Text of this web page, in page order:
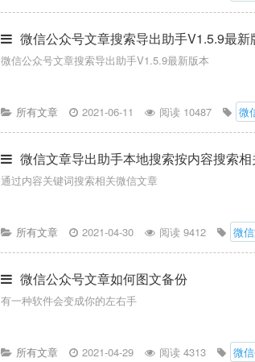
微信公众号文章搜索导出助手V1.5.9最新
微信公众号文章搜索导出助手V1.5.9最新版本
所有文章 2021-06-11 阅读 10487 微
微信文章导出助手本地搜索按内容搜索
通过内容关键词搜索相关微信文章
所有文章 2021-04-30 阅读 9412 微
微信公众号文章如何图文备份
有一种软件会变成你的左右手
所有文章 2021-04-29 阅读 4313 微